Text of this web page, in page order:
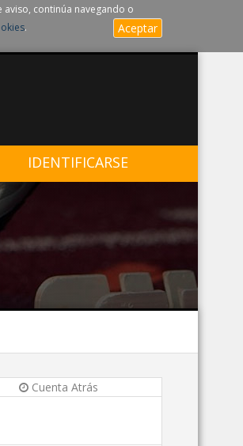
continúa navegando o
. Aceptar
IDENTIFICARSE
Cuenta Atrás